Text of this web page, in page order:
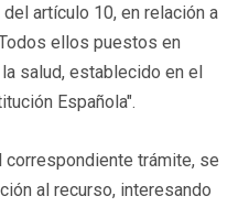
artículo 10, en relación a
ellos puestos en
salud, establecido en el
Española".
trámite, se
al recurso, interesando